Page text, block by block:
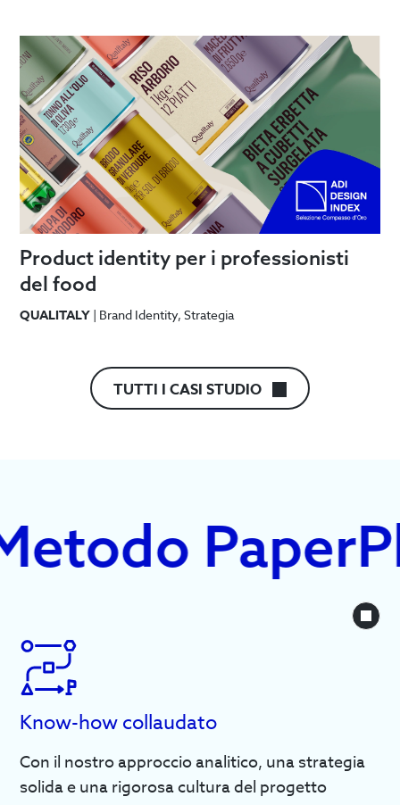
Product identity per i professionisti
del food
QUALITALY | Brand Identity Strategia
TUTTI I CASI STUDIO CASI
STUDIO
Know-how collaudato
Con il nostro approccio analitico, una strategia
solida e una rigorosa cultura del progetto